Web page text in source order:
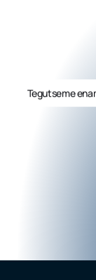
Tegutseme